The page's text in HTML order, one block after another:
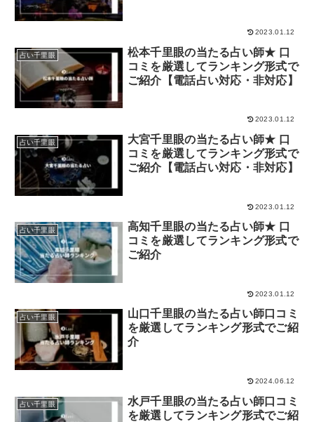
2023.01.12
占い千里眼
松本千里眼の当たる占い師★ 口
コミを厳選してランキング形式で
ご紹介【電話占い対応・非対応】
2023.01.12
占い千里眼
大宮千里眼の当たる占い師★ 口
コミを厳選してランキング形式で
ご紹介【電話占い対応・非対応】
2023.01.12
占い千里眼
高知千里眼の当たる占い師★ 口
コミを厳選してランキング形式で
ご紹介
2023.01.12
占い千里眼
山口千里眼の当たる占い師口コミ
を厳選してランキング形式でご紹
介
2024.06.12
占い千里眼
水戸千里眼の当たる占い師口コミ
を厳選してランキング形式でご紹